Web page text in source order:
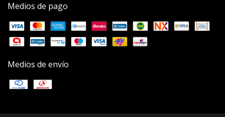
Medios de pago
Medios de envío